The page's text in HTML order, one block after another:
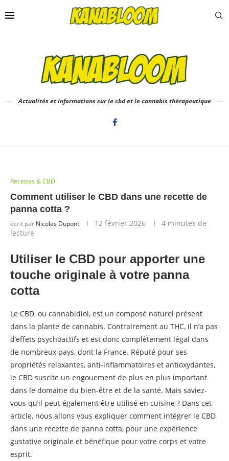
Actualités et informations sur le cbd et le cannabis thérapeutique
Recettes & CBD
Comment utiliser le CBD dans une recette de
panna cotta ?
écrit par Nicolas Dupont 12 février 2026
4 minutes de
lecture
Utiliser le CBD pour apporter une
touche originale à votre panna
cotta
Le CBD, ou cannabidiol, est un composé naturel présent
dans la plante de cannabis. Contrairement au THC, il n’a pas
d’effets psychoactifs et est donc complètement légal dans
de nombreux pays, dont la France. Réputé pour ses
propriétés relaxantes, anti-inflammatoires et antioxydantes,
le CBD suscite un engouement de plus en plus important
dans le domaine du bien-être et de la santé. Mais saviez-
vous qu’il peut également être utilisé en cuisine ? Dans cet
article, nous allons vous expliquer comment intégrer le CBD
dans une recette de panna cotta, pour une expérience
gustative originale et bénéfique pour votre corps et votre
esprit.